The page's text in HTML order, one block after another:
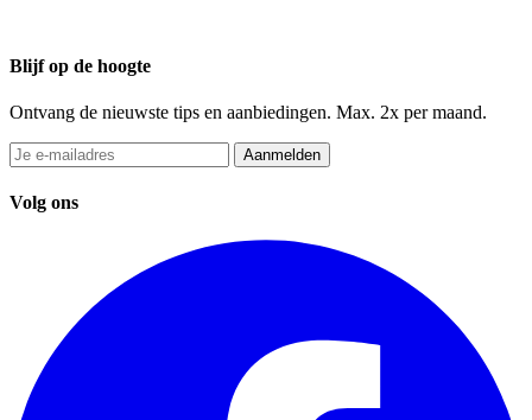
Blijf op de hoogte
Ontvang de nieuwste tips en aanbiedingen. Max. 2x per maand.
Aanmelden
Volg ons